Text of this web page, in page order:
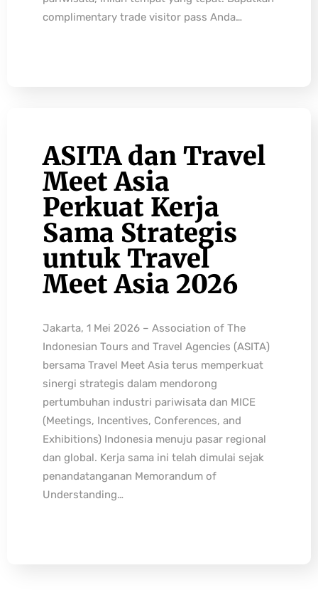
complimentary trade visitor pass Anda…
ASITA dan Travel
Meet Asia
Perkuat Kerja
Sama Strategis
untuk Travel
Meet Asia 2026
Jakarta, 1 Mei 2026 – Association of The
Indonesian Tours and Travel Agencies (ASITA)
bersama Travel Meet Asia terus memperkuat
sinergi strategis dalam mendorong
pertumbuhan industri pariwisata dan MICE
(Meetings, Incentives, Conferences, and
Exhibitions) Indonesia menuju pasar regional
dan global. Kerja sama ini telah dimulai sejak
penandatanganan Memorandum of
Understanding…